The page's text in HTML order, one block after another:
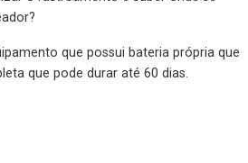
que possui bateria própria que
que pode durar até 60 dias.